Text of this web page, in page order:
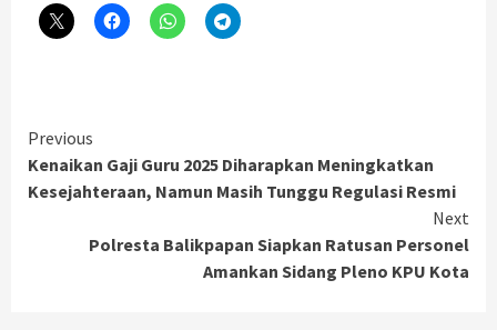
Continue
Reading
Previous
Kenaikan Gaji Guru 2025 Diharapkan Meningkatkan
Kesejahteraan, Namun Masih Tunggu Regulasi Resmi
Next
Polresta Balikpapan Siapkan Ratusan Personel
Amankan Sidang Pleno KPU Kota